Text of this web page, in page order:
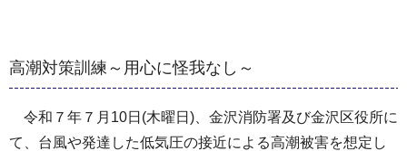
高潮対策訓練～用心に怪我なし～
令和７年７月10日(木曜日)、金沢消防署及び金沢区役所に
て、台風や発達した低気圧の接近による高潮被害を想定し